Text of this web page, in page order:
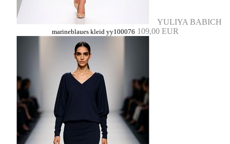
YULIYA BABICH
marineblaues kleid yy100076 109,00 EUR